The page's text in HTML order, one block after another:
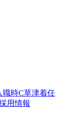
職時C草津着任
用情報